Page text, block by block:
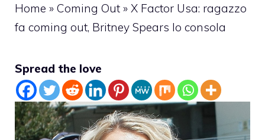
Home » Coming Out » X Factor Usa: ragazzo
fa coming out, Britney Spears lo consola
Spread the love